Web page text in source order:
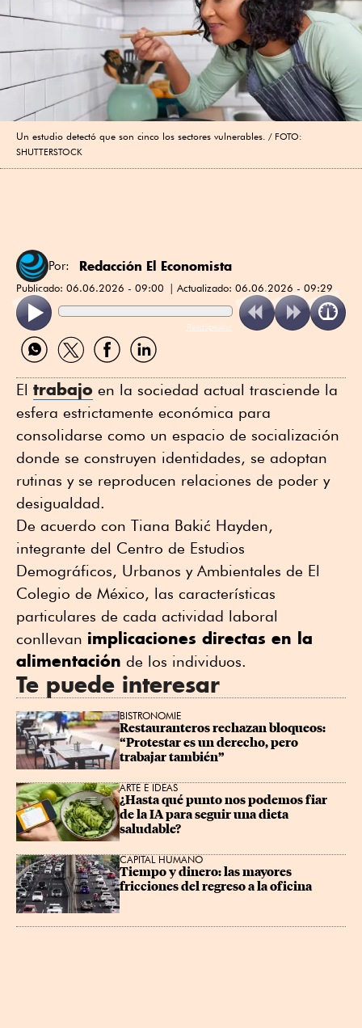
Un estudio detectó que son cinco los sectores vulnerables.
FOTO:
SHUTTERSTOCK
Por: Redacción El Economista
Publicado: 06.06.2026 - 09:00 Actualizado: 06.06.2026 - 09:29
ReadSpeaker
Compartir
por
Compartir
por
Compartir
por
Compartir
por
El trabajo en la sociedad actual trasciende la
esfera estrictamente económica para
consolidarse como un espacio de socialización
donde se construyen identidades, se adoptan
rutinas y se reproducen relaciones de poder y
desigualdad.
De acuerdo con Tiana Bakić Hayden,
integrante del Centro de Estudios
Demográficos, Urbanos y Ambientales de El
Colegio de México, las características
particulares de cada actividad laboral
conllevan implicaciones directas en la
alimentación de los individuos.
Te puede interesar
BISTRONOMIE
Restauranteros rechazan bloqueos:
“Protestar es un derecho, pero
trabajar también”
ARTE E IDEAS
¿Hasta qué punto nos podemos fiar
de la IA para seguir una dieta
saludable?
CAPITAL HUMANO
Tiempo y dinero: las mayores
fricciones del regreso a la oficina